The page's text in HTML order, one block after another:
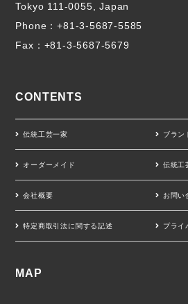
Tokyo 111-0055, Japan
Phone：+81-3-5687-5585
Fax：+81-3-5687-5679
CONTENTS
伝統工芸一家 ブラン
オーダーメイド 伝統工
会社概要 お問い
特定商取引法に関する記述 プライ
MAP